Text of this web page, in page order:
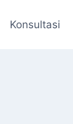
Konsultasi